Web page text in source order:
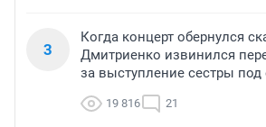
3
Когда концерт обернулся
Дмитриенко извинился
за выступление сестры под
19 816 21